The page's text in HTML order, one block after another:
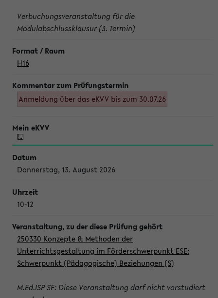
Verbuchungsveranstaltung für die
Modulabschlussklausur (3. Termin)
H16
Anmeldung über das eKVV bis zum 30.07.26
Donnerstag, 13. August 2026
10-12
250330 Konzepte & Methoden der
Unterrichtsgestaltung im Förderschwerpunkt ESE:
Schwerpunkt (Pädagogische) Beziehungen (S)
M.Ed.ISP SF: Diese Veranstaltung darf nicht vorstudiert